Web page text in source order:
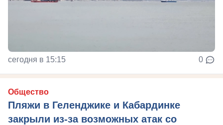
сегодня в 15:15 0
Общество
Пляжи в Геленджике и Кабардинке
закрыли из-за возможных атак со